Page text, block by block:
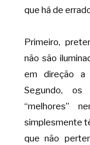
que há de
Primeiro,
não são
em direção a
Segundo, os
“melhores”
simplesmente
que não